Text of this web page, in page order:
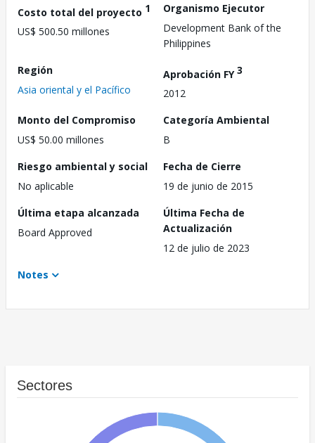
Costo total del proyecto 1
US$ 500.50 millones
Organismo Ejecutor
Development Bank of the
Philippines
Región
Asia oriental y el Pacífico
Aprobación FY3
2012
Monto del Compromiso
US$ 50.00 millones
Categoría Ambiental
B
Riesgo ambiental y social
No aplicable
Fecha de Cierre
19 de junio de 2015
Última etapa alcanzada
Board Approved
Última Fecha de
Actualización
12 de julio de 2023
Notes
Sectores